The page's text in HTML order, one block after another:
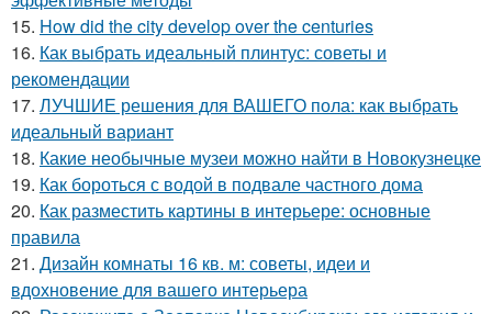
15. How did the city develop over the centuries
16. Как выбрать идеальный плинтус: советы и
рекомендации
17. ЛУЧШИЕ решения для ВАШЕГО пола: как выбрать
идеальный вариант
18. Какие необычные музеи можно найти в Новокузнецке
19. Как бороться с водой в подвале частного дома
20. Как разместить картины в интерьере: основные
правила
21. Дизайн комнаты 16 кв. м: советы, идеи и
вдохновение для вашего интерьера